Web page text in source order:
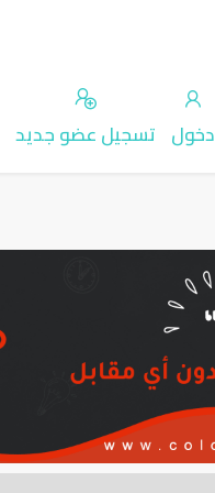
دخول تسجيل عضو جديد